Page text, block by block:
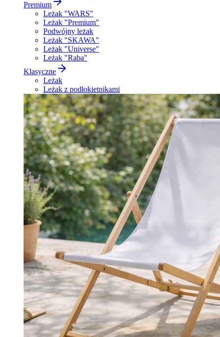
Premium
Leżak "WARS"
Leżak "Premium"
Podwójny leżak
Leżak "SKAWA"
Leżak "Universe"
Leżak "Raba"
Klasyczne
Leżak
Leżak z podłokietnikami